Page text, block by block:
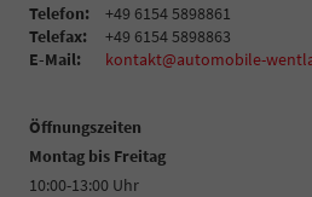
Telefon:
+49 6154 5898861
Telefax:
+49 6154 5898863
E-Mail:
kontakt@automobile-
Öffnungszeiten
Montag bis Freitag
10:00-13:00 Uhr